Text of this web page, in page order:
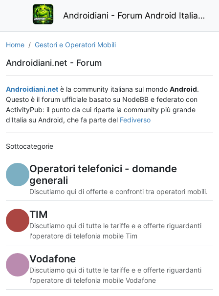
Androidiani - Forum Android Italiano
Home Gestori e Operatori Mobili
Androidiani.net - Forum
Androidiani.net è la community italiana sul mondo Android.
Questo è il forum ufficiale basato su NodeBB e federato con
ActivityPub: il punto da cui riparte la community più grande
d'Italia su Android, che fa parte del Fediverso
Sottocategorie
Operatori telefonici - domande
generali
Discutiamo qui di offerte e confronti tra operatori mobili.
TIM
Discutiamo qui di tutte le tariffe e e offerte riguardanti
l'operatore di telefonia mobile Tim
Vodafone
Discutiamo qui di tutte le tariffe e e offerte riguardanti
l'operatore di telefonia mobile Vodafone